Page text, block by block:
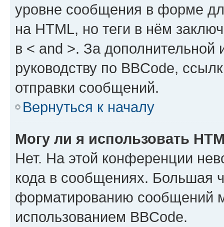
уровне сообщения в форме
на HTML, но теги в нём
в < and >. За
руководству по BBCode,
отправки сообщений.
Вернуться к началу
Могу ли я использовать
Нет. На этой конференции
кода в сообщениях. Большая
форматированию сообщений
использованием BBCode.